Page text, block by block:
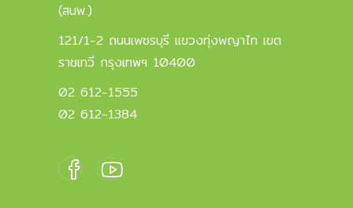
(สนพ.)
121/1-2 ถนนเพชรบุรี แขวงทุ่งพญาไท เขต
ราชเทวี กรุงเทพฯ 10400
02 612-1555
02 612-1384